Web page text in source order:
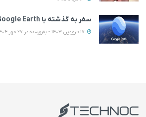
سفر به گذشته با Google Earth